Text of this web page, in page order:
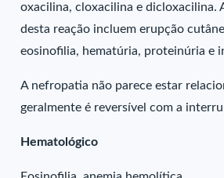
oxacilina, cloxacilina e dicloxacilina.
desta reação incluem erupção
eosinofilia, hematúria, proteinúria e
A nefropatia não parece estar
geralmente é reversível com a
Hematológico